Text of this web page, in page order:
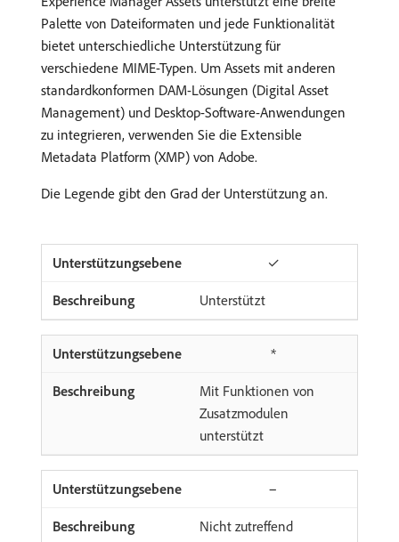
Palette von Dateiformaten und jede Funktionalität
bietet unterschiedliche Unterstützung für
verschiedene MIME-Typen. Um Assets mit anderen
standardkonformen DAM-Lösungen (Digital Asset
Management) und Desktop-Software-Anwendungen
zu integrieren, verwenden Sie die Extensible
Metadata Platform (XMP) von Adobe.
Die Legende gibt den Grad der Unterstützung an.
✓
Unterstützt
*
Mit Funktionen von
Zusatzmodulen
unterstützt
−
Nicht zutreffend